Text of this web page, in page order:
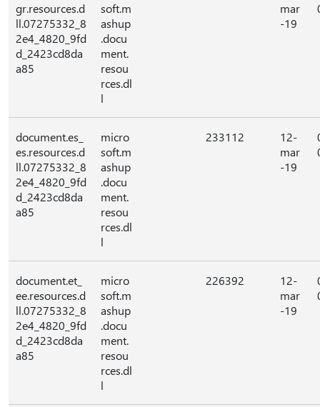
gr.resources.d
ll.07275332_8
2e4_4820_9fd
d_2423cd8da
a85
soft.m
ashup
.docu
ment.
resou
rces.dl
l
mar
-19
document.es_
es.resources.d
ll.07275332_8
2e4_4820_9fd
d_2423cd8da
a85
micro
soft.m
ashup
.docu
ment.
resou
rces.dl
l
233112
12-
mar
-19
document.et_
ee.resources.d
ll.07275332_8
2e4_4820_9fd
d_2423cd8da
a85
micro
soft.m
ashup
.docu
ment.
resou
rces.dl
l
226392
12-
mar
-19